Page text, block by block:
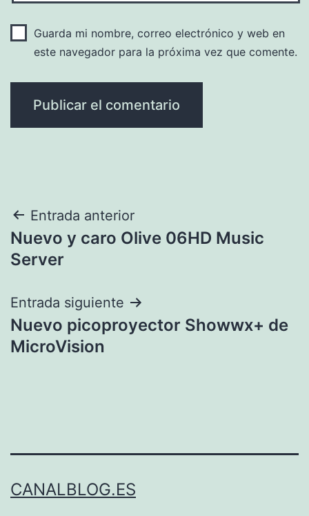
Guarda mi nombre, correo electrónico y web en
este navegador para la próxima vez que comente.
Navegación
de
Entrada anterior
Nuevo y caro Olive 06HD Music
Server
Entrada siguiente
Nuevo picoproyector Showwx+ de
MicroVision
CANALBLOG.ES